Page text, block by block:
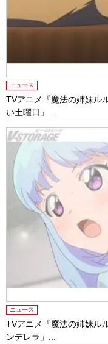
ニュース
TVアニメ『魔法の姉妹ル
い土曜日」...
ニュース
TVアニメ『魔法の姉妹ル
ンデレラ」...